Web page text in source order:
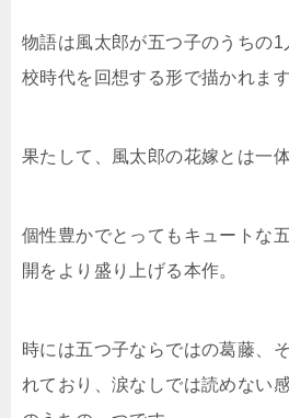
物語は風太郎が五つ子のうちの
校時代を回想する形で描かれます
果たして、風太郎の花嫁とは一
個性豊かでとってもキュートな
開をより盛り上げる本作。
時には五つ子ならではの葛藤、
れており、涙なしでは読めない